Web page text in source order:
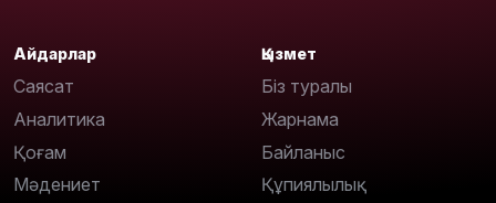
Айдарлар
Саясат
Аналитика
Қоғам
Мәдениет
Қызмет
Біз туралы
Жарнама
Байланыс
Құпиялылық